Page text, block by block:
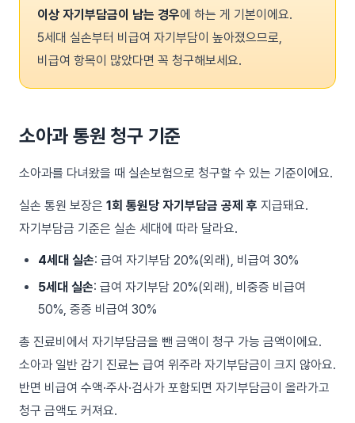
이상 자기부담금이 남는 경우에 하는 게 기본이에요.
5세대 실손부터 비급여 자기부담이 높아졌으므로,
비급여 항목이 많았다면 꼭 청구해보세요.
소아과 통원 청구 기준
소아과를 다녀왔을 때 실손보험으로 청구할 수 있는 기준이에요.
실손 통원 보장은 1회 통원당 자기부담금 공제 후 지급돼요.
자기부담금 기준은 실손 세대에 따라 달라요.
4세대 실손: 급여 자기부담 20%(외래), 비급여 30%
5세대 실손: 급여 자기부담 20%(외래), 비중증 비급여
50%, 중증 비급여 30%
총 진료비에서 자기부담금을 뺀 금액이 청구 가능 금액이에요.
소아과 일반 감기 진료는 급여 위주라 자기부담금이 크지 않아요.
반면 비급여 수액·주사·검사가 포함되면 자기부담금이 올라가고
청구 금액도 커져요.